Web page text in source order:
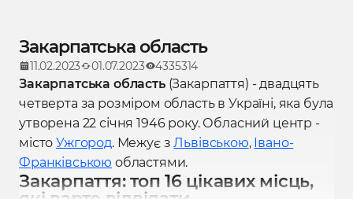
Закарпатська область
11.02.2023 01.07.2023 4335314
Закарпатська область(Закарпаття) - двадцять
четверта за розміром область в Україні, яка була
утворена 22 січня 1946 року. Обласний центр -
містоУжгород. Межує зЛьвівською, Івано-
Франківською областями.
Закарпаття: топ 16 цікавих місць,